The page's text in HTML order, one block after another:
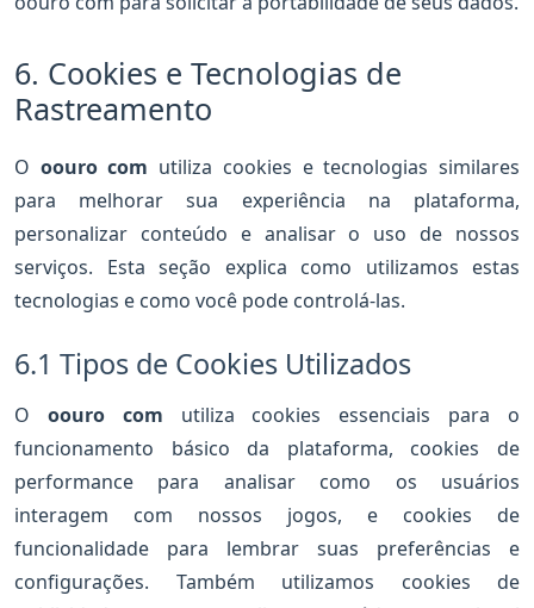
6. Cookies e Tecnologias de
Rastreamento
O oouro com utiliza cookies e tecnologias similares
para melhorar sua experiência na plataforma,
personalizar conteúdo e analisar o uso de nossos
serviços. Esta seção explica como utilizamos estas
tecnologias e como você pode controlá-las.
6.1 Tipos de Cookies Utilizados
O oouro com utiliza cookies essenciais para o
funcionamento básico da plataforma, cookies de
performance para analisar como os usuários
interagem com nossos jogos, e cookies de
funcionalidade para lembrar suas preferências e
configurações. Também utilizamos cookies de